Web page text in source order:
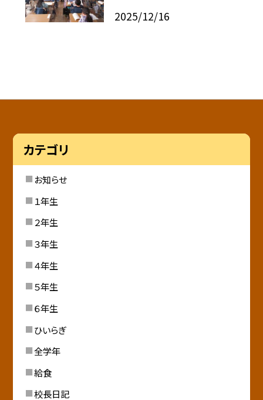
2025/12/16
カテゴリ
お知らせ
１年生
２年生
３年生
４年生
５年生
６年生
ひいらぎ
全学年
給食
校長日記